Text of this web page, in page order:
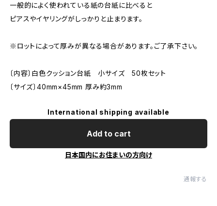
一般的によく使われている紙の台紙に比べると
ピアスやイヤリングがしっかりと止まります。
※ロットによって厚みが異なる場合があります。ご了承下さい。
〔内容〕白色クッション台紙 小サイズ 50枚セット
〔サイズ〕40mm×45mm 厚み約3mm
International shipping available
Add to cart
日本国内にお住まいの方向け
通報する